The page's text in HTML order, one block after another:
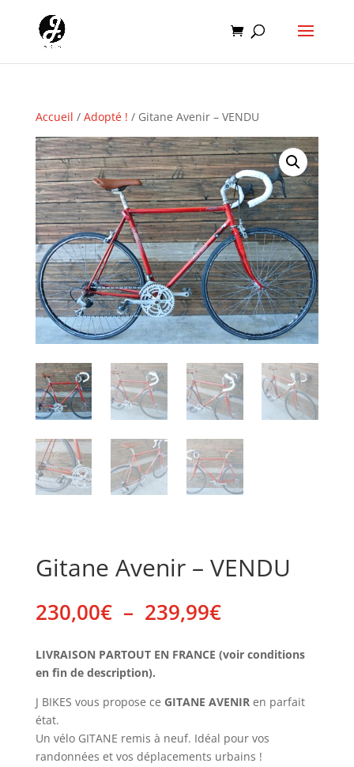
Accueil / Adopté ! / Gitane Avenir – VENDU
Gitane Avenir – VENDU
230,00€ – 239,99€Plage
de
prix :
230,00€
239,99€
LIVRAISON PARTOUT EN FRANCE (voir conditions
en fin de description).
J BIKES vous propose ce GITANE AVENIR en parfait
état.
Un vélo GITANE remis à neuf. Idéal pour vos
randonnées et vos déplacements urbains !